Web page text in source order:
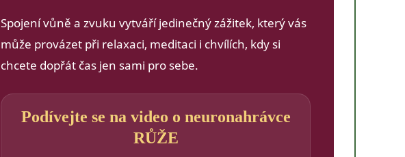
Spojení vůně a zvuku vytváří jedinečný zážitek, který vás
může provázet při relaxaci, meditaci i chvílích, kdy si
chcete dopřát čas jen sami pro sebe.
Podívejte se na video o neuronahrávce
RŮŽE